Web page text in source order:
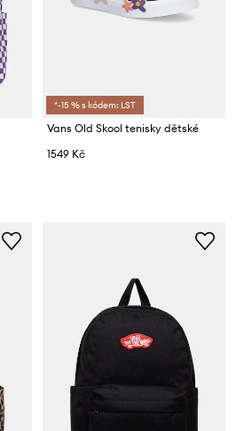
*-15 % s kódem: LST
Vans Old Skool tenisky dětské
1549 Kč